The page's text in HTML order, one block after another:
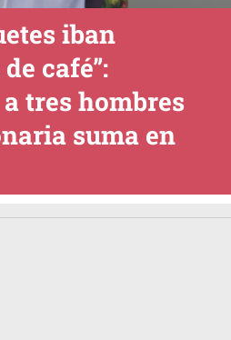
iban
café”:
tres hombres
suma en